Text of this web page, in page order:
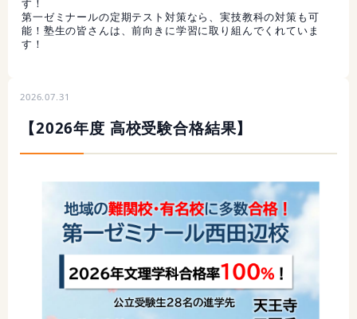
す！
第一ゼミナールの定期テスト対策なら、実技教科の対策も可
能！塾生の皆さんは、前向きに学習に取り組んでくれていま
す！
2026.07.31
【2026年度 高校受験合格結果】